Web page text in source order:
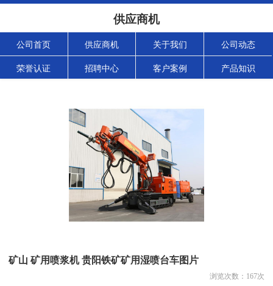
供应商机
公司首页 供应商机 关于我们 公司动态
荣誉认证 招聘中心 客户案例 产品知识
矿山 矿用喷浆机 贵阳铁矿矿用湿喷台车图片
浏览次数： 167次